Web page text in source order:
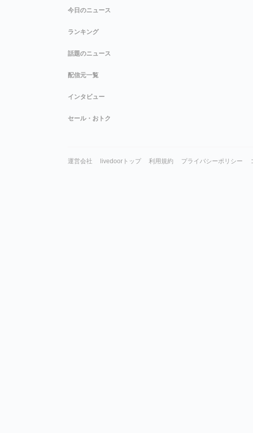
今日のニュース
ランキング
話題のニュース
配信元一覧
インタビュー
セール・おトク
運営会社 livedoorトップ 利用規約 プライバシーポリシー